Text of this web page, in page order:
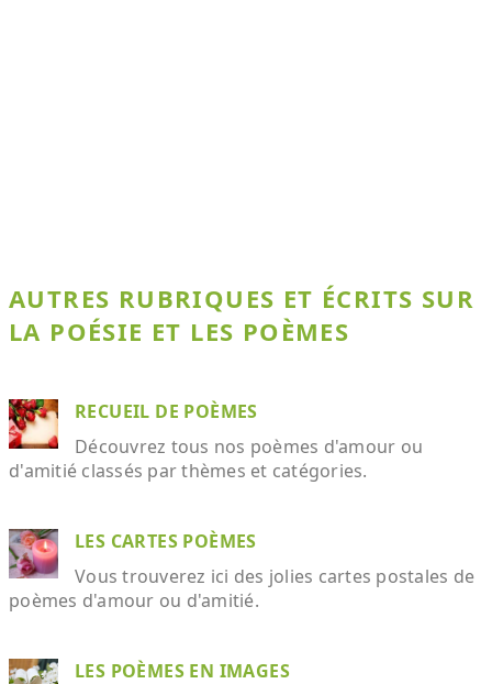
AUTRES RUBRIQUES ET ÉCRITS SUR
LA POÉSIE ET LES POÈMES
RECUEIL DE POÈMES
Découvrez tous nos poèmes d'amour ou
d'amitié classés par thèmes et catégories.
LES CARTES POÈMES
Vous trouverez ici des jolies cartes postales de
poèmes d'amour ou d'amitié.
LES POÈMES EN IMAGES